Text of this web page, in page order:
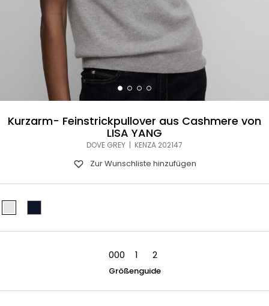
Kurzarm- Feinstrickpullover aus Cashmere von
LISA YANG
DOVE GREY | KENZA 202147
Zur Wunschliste hinzufügen
000 1 2
Größenguide